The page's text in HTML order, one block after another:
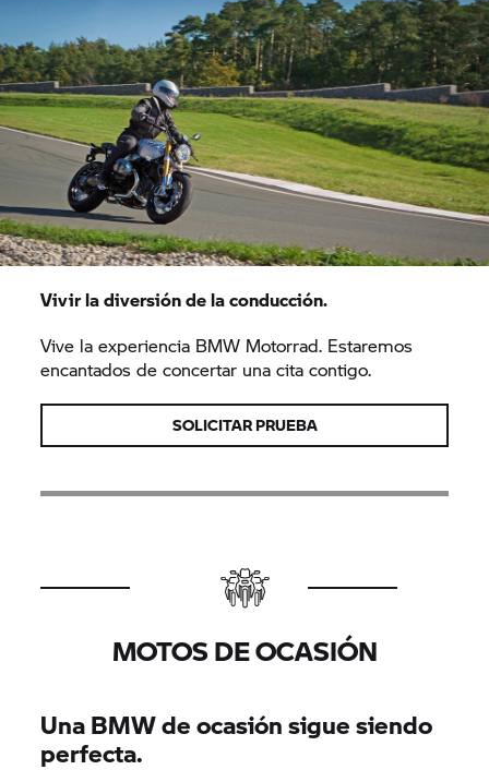
Vivir la diversión de la conducción.
Vive la experiencia BMW Motorrad. Estaremos
encantados de concertar una cita contigo.
SOLICITAR PRUEBA
MOTOS DE OCASIÓN
Una BMW de ocasión sigue siendo
perfecta.